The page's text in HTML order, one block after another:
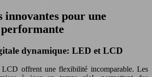
innovantes pour une
dynamique: LED et LCD
offrent une flexibilité incomparable. Les